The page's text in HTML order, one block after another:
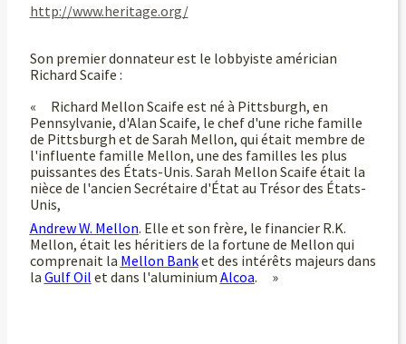
http://www.heritage.org/
Son premier donnateur est le lobbyiste américian
Richard Scaife :
« Richard Mellon Scaife est né à Pittsburgh, en
Pennsylvanie, d'Alan Scaife, le chef d'une riche famille
de Pittsburgh et de Sarah Mellon, qui était membre de
l'influente famille Mellon, une des familles les plus
puissantes des États-Unis. Sarah Mellon Scaife était la
nièce de l'ancien Secrétaire d'État au Trésor des États-
Unis,
Andrew W. Mellon. Elle et son frère, le financier R.K.
Mellon, était les héritiers de la fortune de Mellon qui
comprenait la Mellon Banket des intérêts majeurs dans
la Gulf Oil et dans l'aluminium Alcoa. »